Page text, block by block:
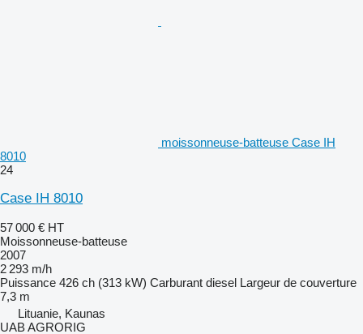
moissonneuse-batteuse Case IH
8010
24
Case IH 8010
57 000 € HT
Moissonneuse-batteuse
2007
2 293 m/h
Puissance 426 ch (313 kW) Carburant diesel Largeur de couverture
7,3 m
Lituanie, Kaunas
UAB AGRORIG